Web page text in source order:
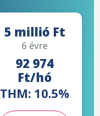
5 millió Ft
6 évre
92 974
Ft/hó
THM: 10.5%